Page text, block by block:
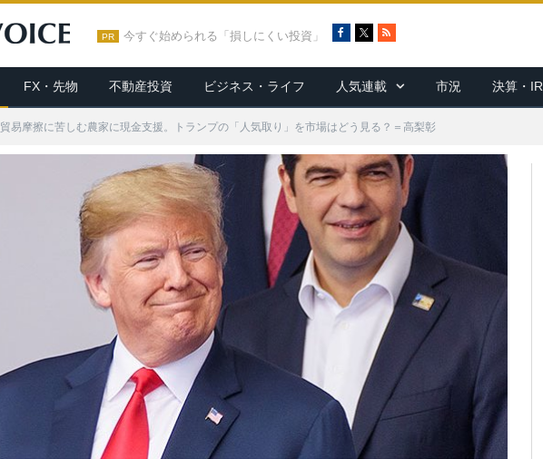
PR 今すぐ始められる「損しにくい投資」
c
e
b
o
R
S
FX・先物 不動産投資 ビジネス・ライフ 人気連載 市況 決算・IR
貿易摩擦に苦しむ農家に現金支援。トランプの「人気取り」を市場はどう見る？＝高梨彰